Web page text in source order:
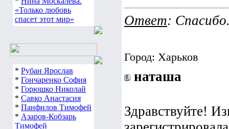
«Только любовь
спасет этот мир»
* Рубан Ярослав
* Гончаренко София
* Горюшко Николай
* Савко Анастасия
* Панфилов Тимофей
* Азаров-Кобзарь
Тимофей
Ответ:
Город: Харьков
наташа
Здравствуйте!